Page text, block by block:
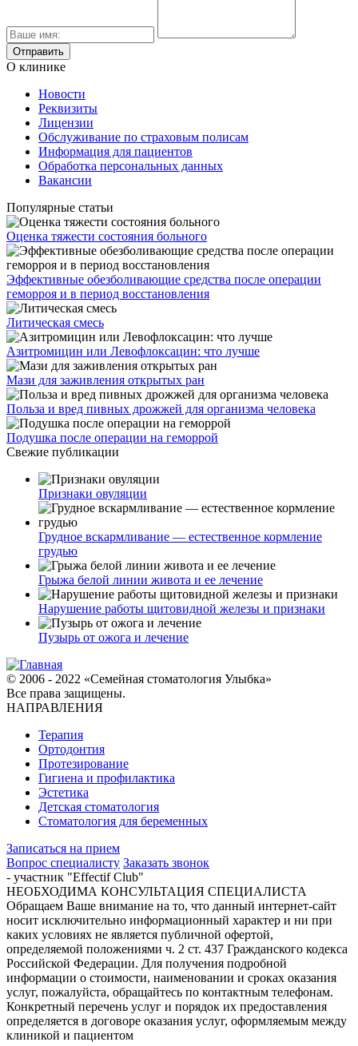
О клинике
Новости
Реквизиты
Лицензии
Обслуживание по страховым полисам
Информация для пациентов
Обработка персональных данных
Вакансии
Популярные статьи
Оценка тяжести состояния больного
Эффективные обезболивающие средства после операции
геморроя и в период восстановления
Литическая смесь
Азитромицин или Левофлоксацин: что лучше
Мази для заживления открытых ран
Польза и вред пивных дрожжей для организма человека
Подушка после операции на геморрой
Свежие публикации
Признаки овуляции
Грудное вскармливание — естественное кормление
грудью
Грыжа белой линии живота и ее лечение
Нарушение работы щитовидной железы и признаки
Пузырь от ожога и лечение
© 2006 - 2022 «Семейная стоматология Улыбка»
Все права защищены.
НАПРАВЛЕНИЯ
Терапия
Ортодонтия
Протезирование
Гигиена и профилактика
Эстетика
Детская стоматология
Стоматология для беременных
Записаться на прием
Вопрос специалисту Заказать звонок
- участник "Effectif Club"
НЕОБХОДИМА КОНСУЛЬТАЦИЯ СПЕЦИАЛИСТА
Обращаем Ваше внимание на то, что данный интернет-сайт
носит исключительно информационный характер и ни при
каких условиях не является публичной офертой,
определяемой положениями ч. 2 ст. 437 Гражданского кодекса
Российской Федерации. Для получения подробной
информации о стоимости, наименовании и сроках оказания
услуг, пожалуйста, обращайтесь по контактным телефонам.
Конкретный перечень услуг и порядок их предоставления
определяется в договоре оказания услуг, оформляемым между
клиникой и пациентом